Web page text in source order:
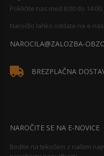
Pokličite nas med 8:00 do 14:00.
Naročilo lahko oddate na e-
NAROCILA@ZALOZBA-
BREZPLAČNA
NAROČITE SE NA E-NOVICE
Bodite na tekočem z našimi